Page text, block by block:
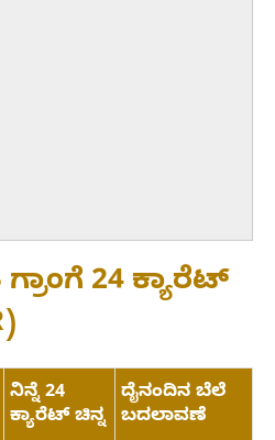
24 ಕ್ಯಾರೆಟ್
ನಿನ್ನೆ 24
ಕ್ಯಾರೆಟ್ ಚಿನ್ನ
ದೈನಂದಿನ ಬೆಲೆ
ಬದಲಾವಣೆ